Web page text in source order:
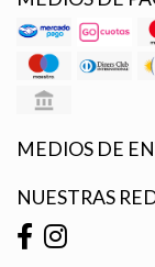
MEDIOS DE
NUESTRAS